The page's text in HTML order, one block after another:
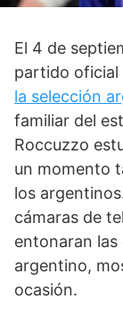
El 4 de
partido oficial
la selección
familiar del
Roccuzzo
un momento
los
cámaras de
entonaran
argentino,
ocasión.